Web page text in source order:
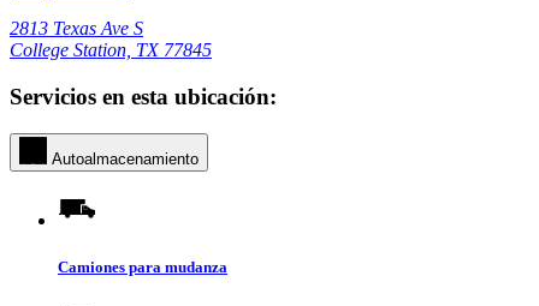
2813 Texas Ave S
College Station, TX 77845
Servicios en esta ubicación:
Autoalmacenamiento
Camiones para mudanza